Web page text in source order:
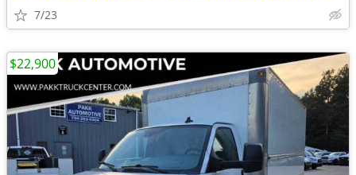
7/23
$22,900